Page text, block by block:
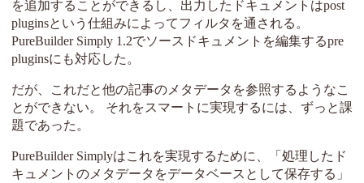
を追加することができるし、出力したドキュメントはpost
pluginsという仕組みによってフィルタを通される。
PureBuilder Simply 1.2でソースドキュメントを編集するpre
pluginsにも対応した。
だが、これだと他の記事のメタデータを参照するようなこ
とができない。 それをスマートに実現するには、ずっと課
題であった。
PureBuilder Simplyはこれを実現するために、「処理したド
キュメントのメタデータをデータベースとして保存する」